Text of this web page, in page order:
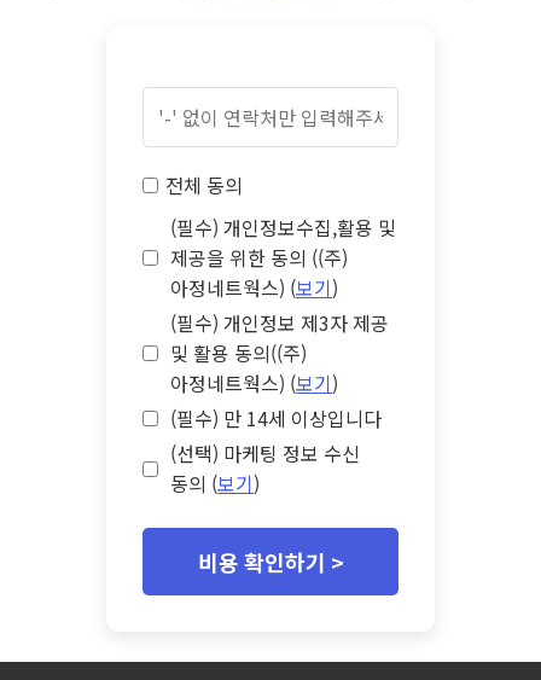
전체 동의
(필수) 개인정보수집,활용 및
제공을 위한 동의 ((주)
아정네트웍스) (보기)
(필수) 개인정보 제3자 제공
및 활용 동의((주)
아정네트웍스) (보기)
(필수) 만 14세 이상입니다
(선택) 마케팅 정보 수신
동의 (보기)
비용 확인하기 >